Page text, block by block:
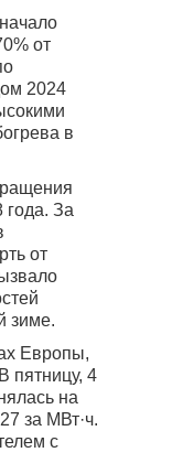
от
2024
в
года. За
от
зиме.
Европы,
пятницу, 4
на
за МВт·ч.
с